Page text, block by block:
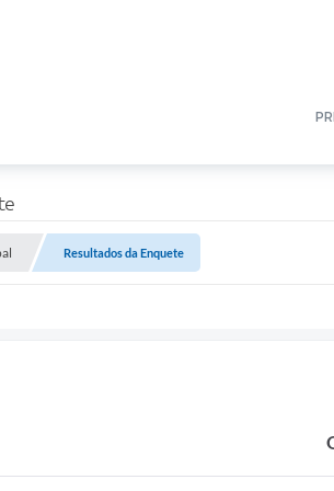
Resultados da Enquete